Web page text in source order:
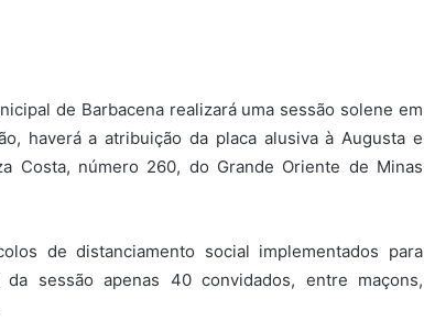
de Barbacena realizará uma sessão solene em
haverá a atribuição da placa alusiva à Augusta e
Costa, número 260, do Grande Oriente de Minas
de distanciamento social implementados para
sessão apenas 40 convidados, entre maçons,